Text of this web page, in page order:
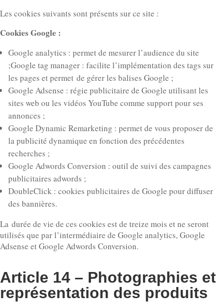
Les cookies suivants sont présents sur ce site :
Cookies Google :
Google analytics : permet de mesurer l’audience du site
;Google tag manager : facilite l’implémentation des tags sur
les pages et permet de gérer les balises Google ;
Google Adsense : régie publicitaire de Google utilisant les
sites web ou les vidéos YouTube comme support pour ses
annonces ;
Google Dynamic Remarketing : permet de vous proposer de
la publicité dynamique en fonction des précédentes
recherches ;
Google Adwords Conversion : outil de suivi des campagnes
publicitaires adwords ;
DoubleClick : cookies publicitaires de Google pour diffuser
des bannières.
La durée de vie de ces cookies est de treize mois et ne seront
utilisés que par l’intermédiaire de Google analytics, Google
Adsense et Google Adwords Conversion.
Article 14 – Photographies et
représentation des produits